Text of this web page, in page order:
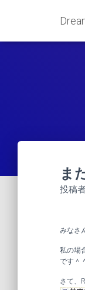
ま
投稿
みなさ
私の場
です＾
さて、